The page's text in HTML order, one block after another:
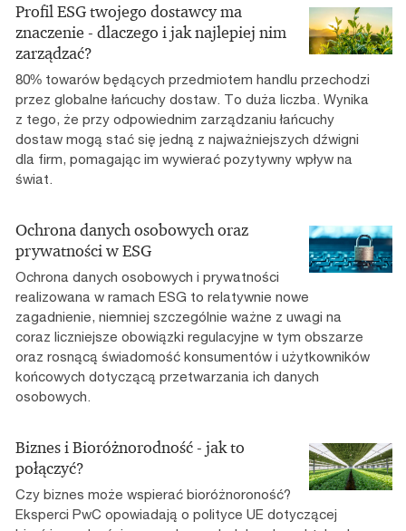
Profil ESG twojego dostawcy ma
znaczenie - dlaczego i jak najlepiej nim
zarządzać?
80% towarów będących przedmiotem handlu przechodzi
przez globalne łańcuchy dostaw. To duża liczba. Wynika
z tego, że przy odpowiednim zarządzaniu łańcuchy
dostaw mogą stać się jedną z najważniejszych dźwigni
dla firm, pomagając im wywierać pozytywny wpływ na
świat.
Ochrona danych osobowych oraz
prywatności w ESG
Ochrona danych osobowych i prywatności
realizowana w ramach ESG to relatywnie nowe
zagadnienie, niemniej szczególnie ważne z uwagi na
coraz liczniejsze obowiązki regulacyjne w tym obszarze
oraz rosnącą świadomość konsumentów i użytkowników
końcowych dotyczącą przetwarzania ich danych
osobowych.
Biznes i Bioróżnorodność - jak to
połączyć?
Czy biznes może wspierać bioróżnoroność?
Eksperci PwC opowiadają o polityce UE dotyczącej